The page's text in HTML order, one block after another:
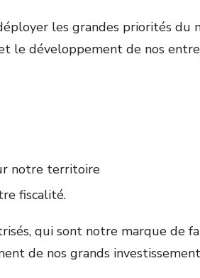
les grandes priorités du
le développement de nos
notre territoire
fiscalité.
qui sont notre marque
de nos grands